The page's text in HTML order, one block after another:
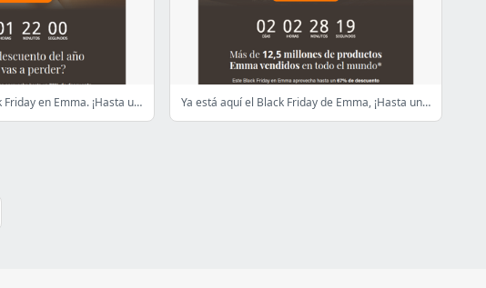
Últimos días de Black Friday en Emma. ¡Hasta un 70% de DTO! Ya está aquí el Black Friday de Emma, ¡Hasta un 67% de DTO!